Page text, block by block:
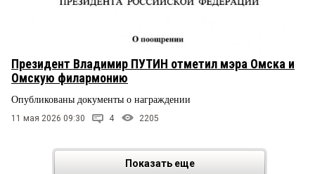
Президент Владимир ПУТИН отметил мэра Омска и
Омскую филармонию
Опубликованы документы о награждении
11 мая 2026 09:30 4 2205
Показать еще